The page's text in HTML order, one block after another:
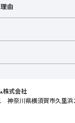
由
株式会社
神奈川県横須賀市久里浜